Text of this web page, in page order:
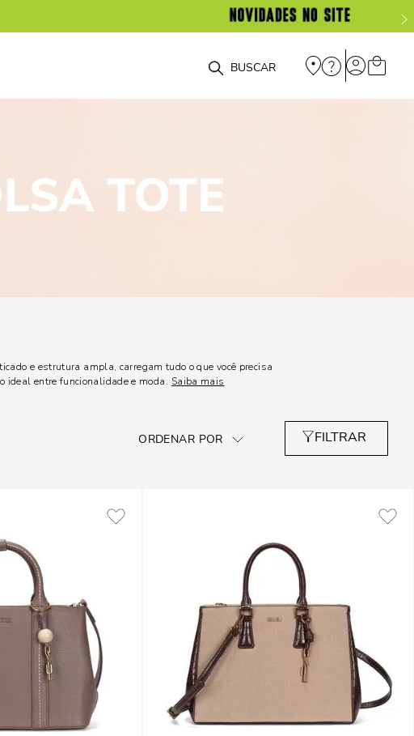
O que você está procurando?
e estrutura ampla, carregam tudo o que você precisa
ideal entre funcionalidade e moda. Saiba mais